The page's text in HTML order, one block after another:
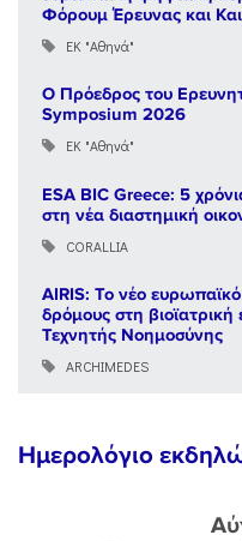
Φόρουμ Έρευνας και
ΕΚ "Αθηνά"
Ο Πρόεδρος του
Symposium 2026
ΕΚ "Αθηνά"
ESA BIC Greece: 5
στη νέα διαστημική
CORALLIA
AIRIS: Το νέο
δρόμους στη
Τεχνητής Νοημοσύνης
ARCHIMEDES
Ημερολόγιο